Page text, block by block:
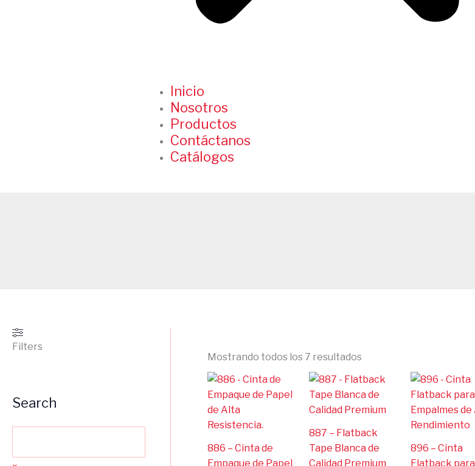
Inicio
Nosotros
Productos
Contáctanos
Catálogos
Filters
Search
Mostrando todos los 7 resultados
886 – Cinta de
Empaque de Papel
887 – Flatback
Tape Blanca de
Calidad Premium
896 – Cinta
Flatback para